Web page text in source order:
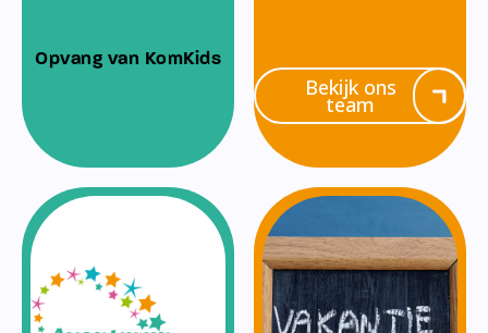
Opvang van KomKids
Bekijk ons
team